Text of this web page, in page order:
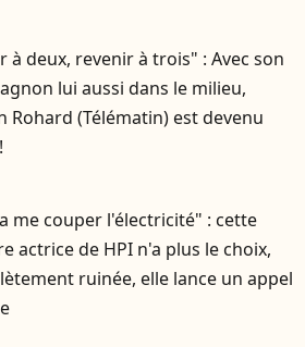
à deux, revenir à trois" : Avec son
lui aussi dans le milieu,
Rohard (Télématin) est devenu
me couper l'électricité" : cette
actrice de HPI n'a plus le choix,
ruinée, elle lance un appel